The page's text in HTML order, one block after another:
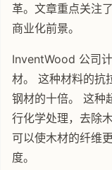
革。文章重点关注
商业化前景。
InventWood 公司
材。 这种材料的抗
钢材的十倍。 这种
行化学处理，去除
可以使木材的纤维
度。